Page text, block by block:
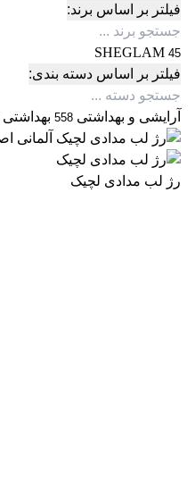
فیلتر بر اساس برند:
SHEGLAM 45
فیلتر بر اساس دسته بندی:
آرایشی و بهداشتی 558
رژ لب مدادی لچیک